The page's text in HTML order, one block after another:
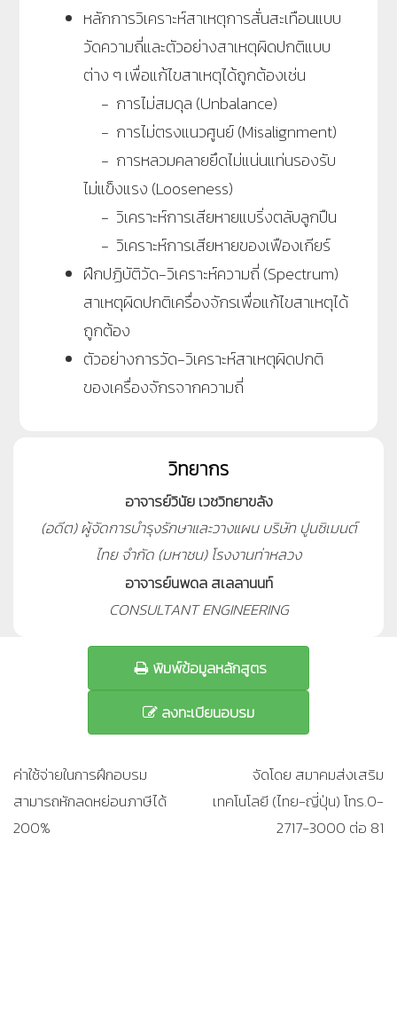
หลักการวิเคราะห์สาเหตุการสั่นสะเทือนแบบ
วัดความถี่และตัวอย่างสาเหตุผิดปกติแบบ
ต่าง ๆ เพื่อแก้ไขสาเหตุได้ถูกต้องเช่น
- การไม่สมดุล (Unbalance)
- การไม่ตรงแนวศูนย์ (Misalignment)
- การหลวมคลายยึดไม่แน่นแท่นรองรับ
ไม่แข็งแรง (Looseness)
- วิเคราะห์การเสียหายแบริ่งตลับลูกปืน
- วิเคราะห์การเสียหายของเฟืองเกียร์
ฝึกปฏิบัติวัด-วิเคราะห์ความถี่ (Spectrum)
สาเหตุผิดปกติเครื่องจักรเพื่อแก้ไขสาเหตุได้
ถูกต้อง
ตัวอย่างการวัด-วิเคราะห์สาเหตุผิดปกติ
ของเครื่องจักรจากความถี่
วิทยากร
อาจารย์วินัย เวชวิทยาขลัง
(อดีต) ผู้จัดการบำรุงรักษาและวางแผน บริษัท ปูนซิเมนต์
ไทย จำกัด (มหาชน) โรงงานท่าหลวง
อาจารย์นพดล สเลลานนท์
CONSULTANT ENGINEERING
พิมพ์ข้อมูลหลักสูตร
ลงทะเบียนอบรม
ค่าใช้จ่ายในการฝึกอบรม
สามารถหักลดหย่อนภาษีได้
200%
จัดโดย สมาคมส่งเสริม
เทคโนโลยี (ไทย-ญี่ปุ่น) โทร.0-
2717-3000 ต่อ 81